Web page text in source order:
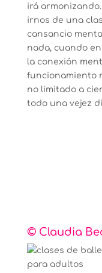
irá
irnos de una
cansancio
nada, cuando
la conexión
funcionamiento
no limitado a
todo una vejez
© Claudia